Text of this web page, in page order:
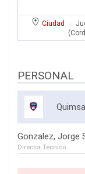
Ciudad |
PERSONAL
Gonzalez, Jorge
Director Tecnico